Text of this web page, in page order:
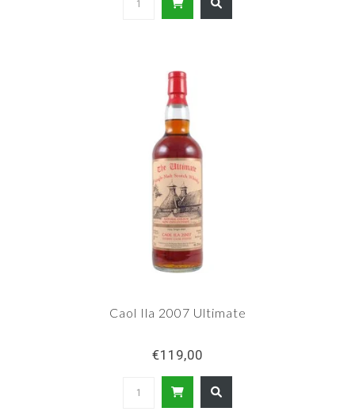
Caol Ila 2007 Ultimate
€119,00